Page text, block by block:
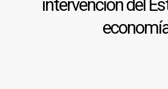
intervención del